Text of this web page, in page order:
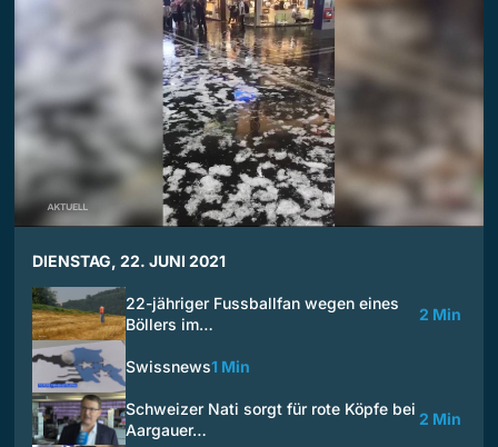
DIENSTAG, 22. JUNI 2021
22-jähriger Fussballfan wegen eines
Böllers im…
2 Min
Swissnews1 Min
Schweizer Nati sorgt für rote Köpfe bei
Aargauer…
2 Min